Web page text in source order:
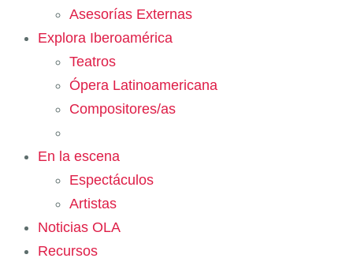
Asesorías Externas
Explora Iberoamérica
Teatros
Ópera Latinoamericana
Compositores/as
En la escena
Espectáculos
Artistas
Noticias OLA
Recursos